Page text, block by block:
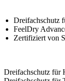
Dreifachschutz
FeelDry
Zertifiziert von
Dreifachschutz für